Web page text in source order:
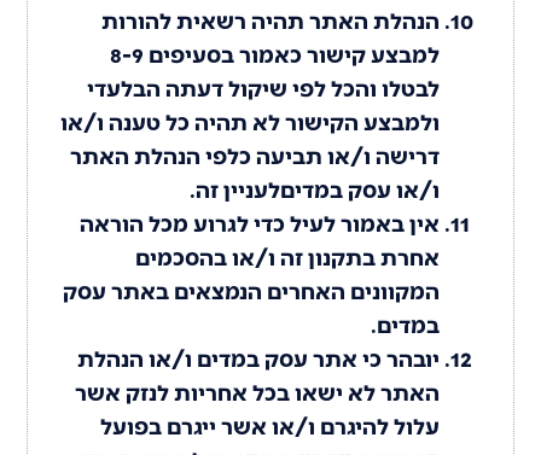
הנהלת האתר תהיה רשאית להורות
למבצע קישור כאמור בסעיפים 8-9
לבטלו והכל לפי שיקול דעתה הבלעדי
ולמבצע הקישור לא תהיה כל טענה ו/או
דרישה ו/או תביעה כלפי הנהלת האתר
ו/או עסק במדיםלעניין זה.
אין באמור לעיל כדי לגרוע מכל הוראה
אחרת בתקנון זה ו/או בהסכמים
המקוונים האחרים הנמצאים באתר עסק
במדים.
יובהר כי אתר עסק במדים ו/או הנהלת
האתר לא ישאו בכל אחריות לנזק אשר
עלול להיגרם ו/או אשר ייגרם בפועל